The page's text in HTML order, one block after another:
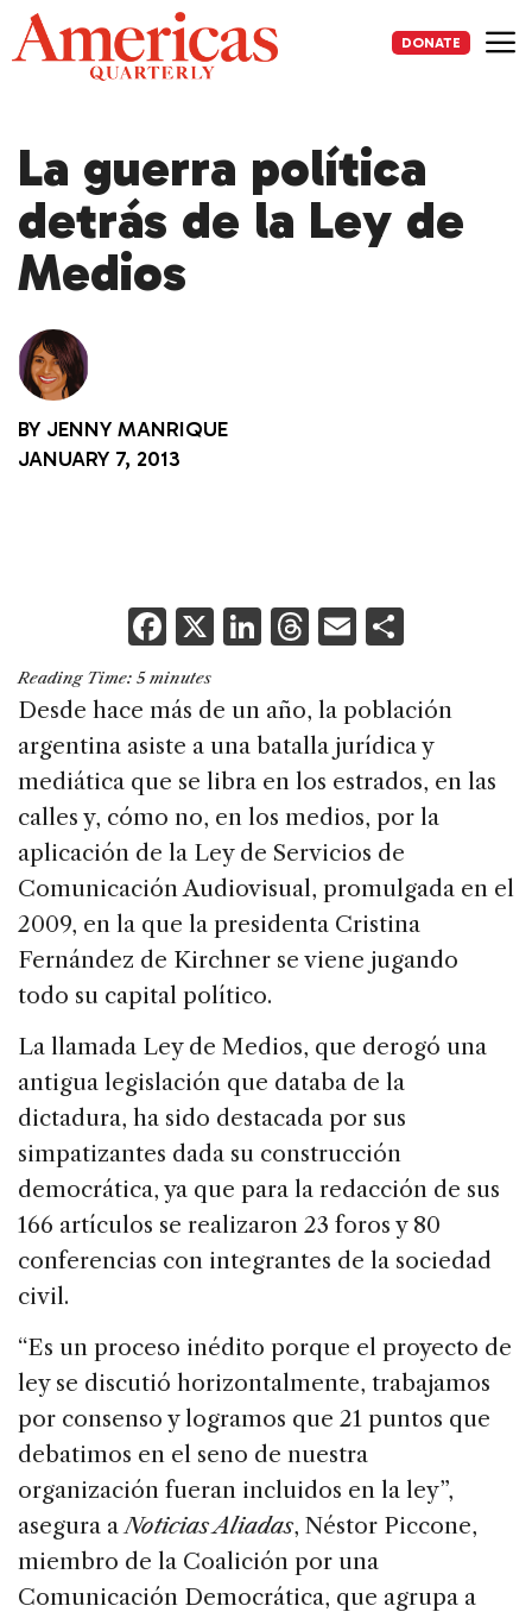
Skip
to
content
DONATE
La guerra política
detrás de la Ley de
Medios
BY JENNY MANRIQUE
JANUARY 7, 2013
F
a
c
e
b
o
o
k
X Li
k
e
dI
n
T
re
a
d
s
E
ai
l
ar
e
Reading Time: 5 minutes
Desde hace más de un año, la población
argentina asiste a una batalla jurídica y
mediática que se libra en los estrados, en las
calles y, cómo no, en los medios, por la
aplicación de la Ley de Servicios de
Comunicación Audiovisual, promulgada en el
2009, en la que la presidenta Cristina
Fernández de Kirchner se viene jugando
todo su capital político.
La llamada Ley de Medios, que derogó una
antigua legislación que databa de la
dictadura, ha sido destacada por sus
simpatizantes dada su construcción
democrática, ya que para la redacción de sus
166 artículos se realizaron 23 foros y 80
conferencias con integrantes de la sociedad
civil.
“Es un proceso inédito porque el proyecto de
ley se discutió horizontalmente, trabajamos
por consenso y logramos que 21 puntos que
debatimos en el seno de nuestra
organización fueran incluidos en la ley”,
asegura aNoticias Aliadas, Néstor Piccone,
miembro de la Coalición por una
Comunicación Democrática, que agrupa a